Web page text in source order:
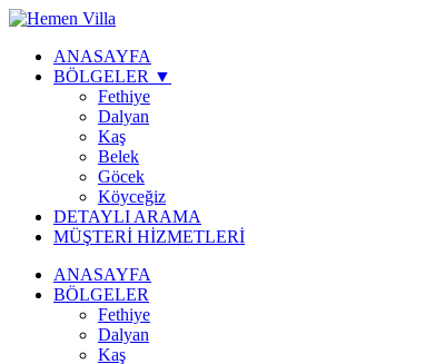
ANASAYFA
BÖLGELER ▼
Fethiye
Dalyan
Kaş
Belek
Göcek
Köyceğiz
DETAYLI ARAMA
MÜŞTERİ HİZMETLERİ
ANASAYFA
BÖLGELER
Fethiye
Dalyan
Kaş